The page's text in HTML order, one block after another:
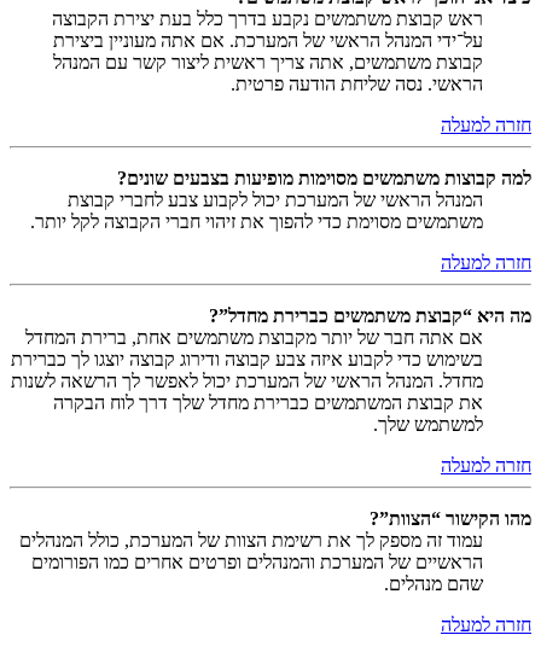
ראש קבוצת משתמשים נקבע בדרך כלל בעת יצירת הקבוצה
על־ידי המנהל הראשי של המערכת. אם אתה מעוניין ביצירת
קבוצת משתמשים, אתה צריך ראשית ליצור קשר עם המנהל
הראשי. נסה שליחת הודעה פרטית.
חזרה למעלה
למה קבוצות משתמשים מסוימות מופיעות בצבעים שונים?
המנהל הראשי של המערכת יכול לקבוע צבע לחברי קבוצת
משתמשים מסוימת כדי להפוך את זיהוי חברי הקבוצה לקל יותר.
חזרה למעלה
מה היא “קבוצת משתמשים כברירת מחדל”?
אם אתה חבר של יותר מקבוצת משתמשים אחת, ברירת המחדל
בשימוש כדי לקבוע איזה צבע קבוצה ודירוג קבוצה יוצגו לך כברירת
מחדל. המנהל הראשי של המערכת יכול לאפשר לך הרשאה לשנות
את קבוצת המשתמשים כברירת מחדל שלך דרך לוח הבקרה
למשתמש שלך.
חזרה למעלה
מהו הקישור “הצוות”?
עמוד זה מספק לך את רשימת הצוות של המערכת, כולל המנהלים
הראשיים של המערכת והמנהלים ופרטים אחרים כמו הפורומים
שהם מנהלים.
חזרה למעלה